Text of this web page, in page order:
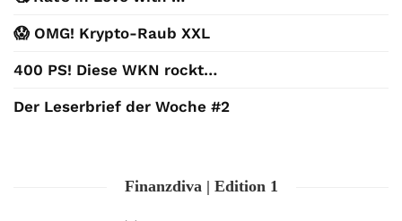
😱 OMG! Krypto-Raub XXL
400 PS! Diese WKN rockt…
Der Leserbrief der Woche #2
Finanzdiva | Edition 1